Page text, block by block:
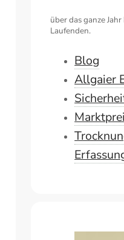
über das ganze
Laufenden.
Blog
Allgaier